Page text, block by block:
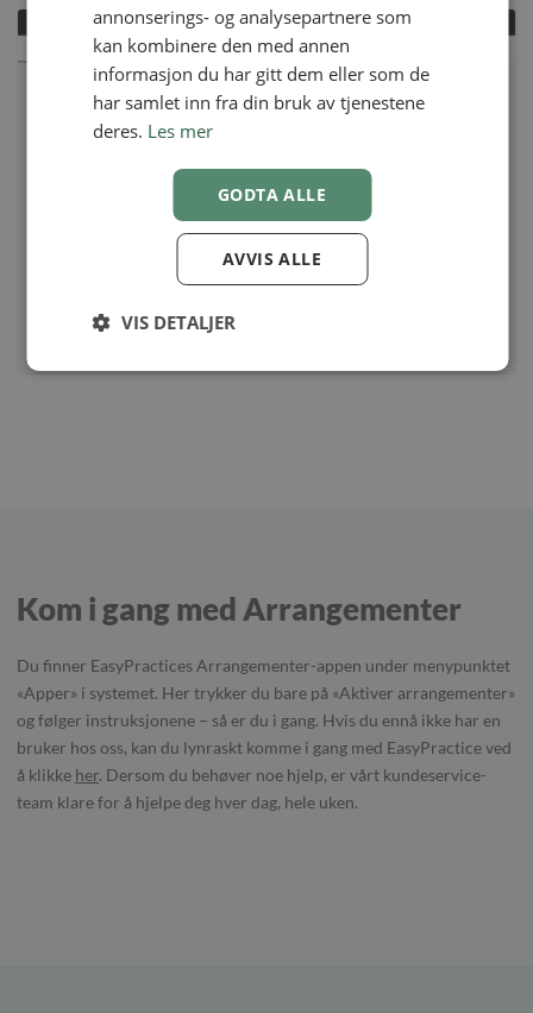
Kom i gang med Arrangementer
Du finner EasyPractices Arrangementer-appen under menypunktet
«Apper» i systemet. Her trykker du bare på «Aktiver arrangementer»
og følger instruksjonene – så er du i gang. Hvis du ennå ikke har en
bruker hos oss, kan du lynraskt komme i gang med EasyPractice ved
å klikke her. Dersom du behøver noe hjelp, er vårt kundeservice-
team klare for å hjelpe deg hver dag, hele uken.
annonserings- og analysepartnere som
kan kombinere den med annen
informasjon du har gitt dem eller som de
har samlet inn fra din bruk av tjenestene
deres. Les mer
GODTA ALLE
AVVIS ALLE
VIS DETALJER